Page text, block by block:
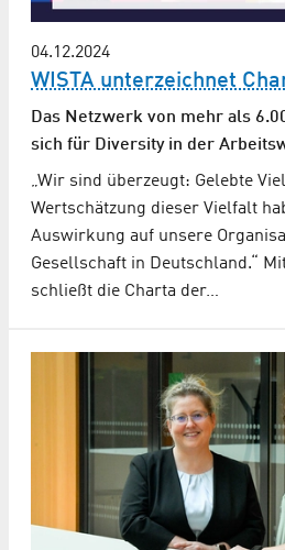
04.12.2024
WISTA unterzeichnet
Das Netzwerk von mehr als
sich für Diversity in der
„Wir sind überzeugt: Gelebte
Wertschätzung dieser Vielfalt
Auswirkung auf unsere
Gesellschaft in Deutschland.“
schließt die Charta der…